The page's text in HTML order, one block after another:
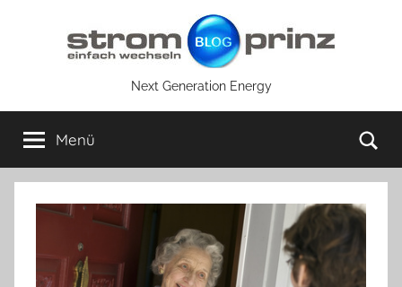
Next Generation Energy
Menü